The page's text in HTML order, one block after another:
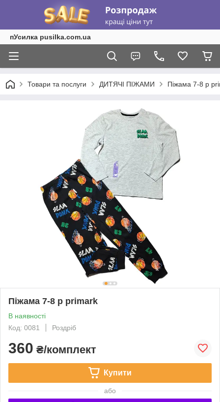
пУсилка pusilka.com.ua
Товари та послуги ДИТЯЧІ ПІЖАМИ Піжама 7-8 р
Піжама 7-8 р primark
В наявності
Код: 0081
Роздріб
360 ₴/комплект
Купити
або